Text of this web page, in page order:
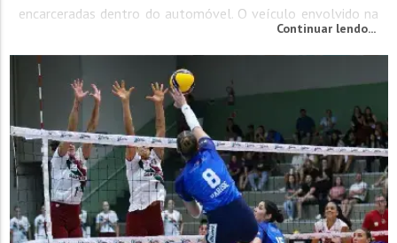
encarceradas dentro do automóvel. O veículo envolvido na
um jovem de 20 anos e uma passageira de 24 anos. Segundo
o Corpo de Bombeiros, a colisão foi lateral,...
Continuar lendo...